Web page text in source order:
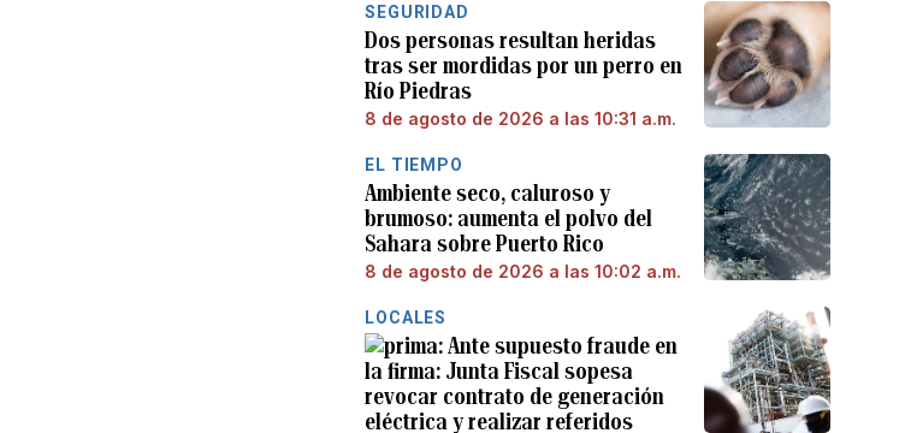
SEGURIDAD
Dos personas resultan heridas
tras ser mordidas por un perro en
Río Piedras
8 de agosto de 2026 a las 10:31 a.m.
EL TIEMPO
Ambiente seco, caluroso y
brumoso: aumenta el polvo del
Sahara sobre Puerto Rico
8 de agosto de 2026 a las 10:02 a.m.
LOCALES
Ante supuesto fraude en
la firma: Junta Fiscal sopesa
revocar contrato de generación
eléctrica y realizar referidos